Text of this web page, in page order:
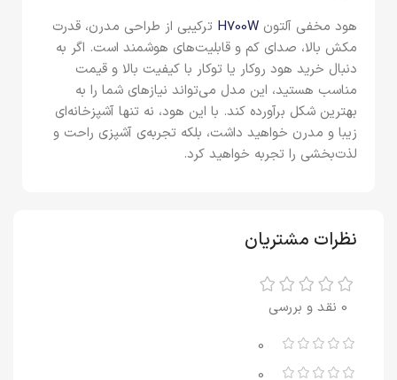
هود مخفی آلتون H700W ترکیبی از طراحی مدرن، قدرت
مکش بالا، صدای کم و قابلیت‌های هوشمند است. اگر به
دنبال خرید هود روکار یا توکار با کیفیت بالا و قیمت
مناسب هستید، این مدل می‌تواند نیازهای شما را به
بهترین شکل برآورده کند. با این هود، نه تنها آشپزخانه‌ای
زیبا و مدرن خواهید داشت، بلکه تجربه‌ی آشپزی راحت و
لذت‌بخشی را تجربه خواهید کرد.
نظرات مشتریان
0 نقد و بررسی
0
0